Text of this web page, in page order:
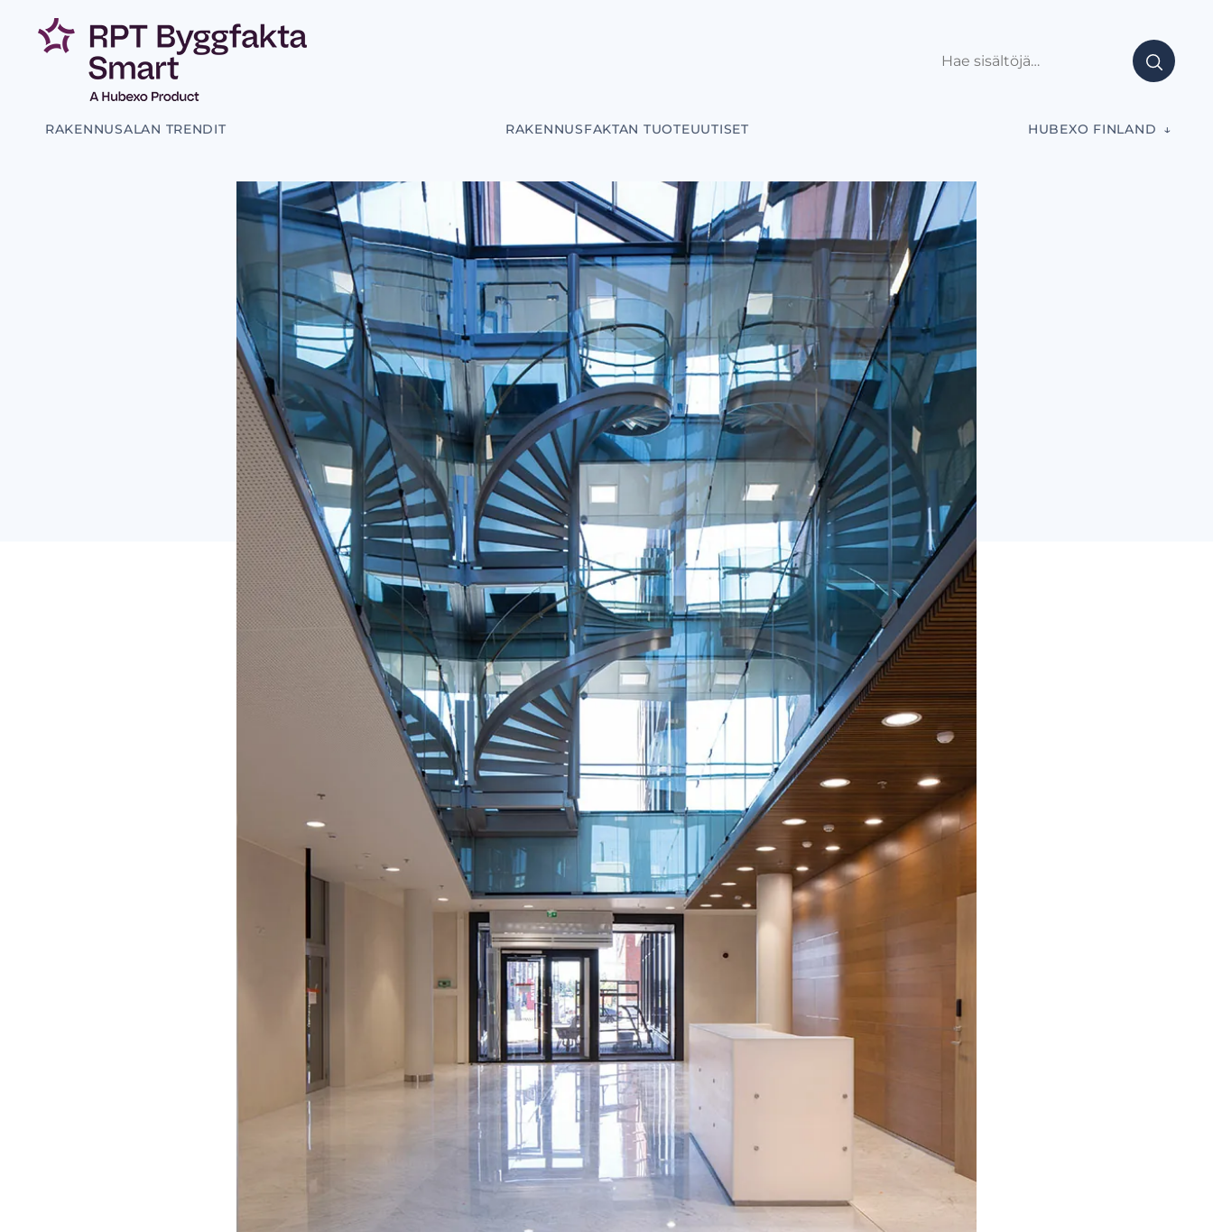
RAKENNUSALAN TRENDIT RAKENNUSFAKTAN TUOTEUUTISET HUBEXO FINLAND